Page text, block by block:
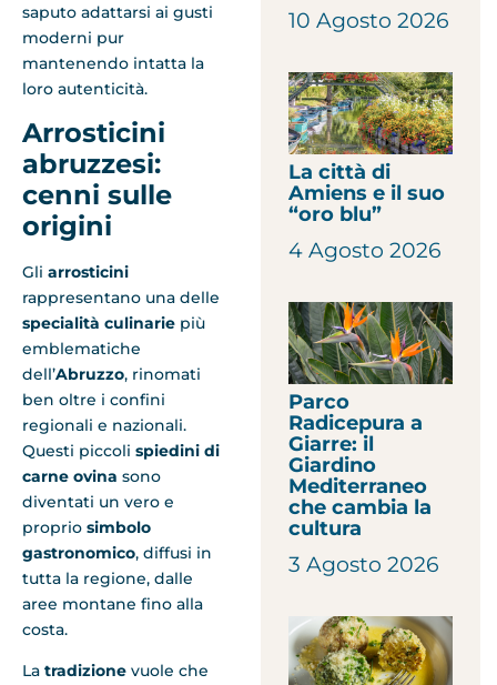
saputo adattarsi ai gusti
moderni pur
mantenendo intatta la
loro autenticità.
Arrosticini
abruzzesi:
cenni sulle
origini
Gli arrosticini
rappresentano una delle
specialità culinarie più
emblematiche
dell’Abruzzo, rinomati
ben oltre i confini
regionali e nazionali.
Questi piccoli spiedini di
carne ovina sono
diventati un vero e
proprio simbolo
gastronomico, diffusi in
tutta la regione, dalle
aree montane fino alla
costa.
La tradizione vuole che
10 Agosto 2026
La città di
Amiens e il suo
“oro blu”
4 Agosto 2026
Parco
Radicepura a
Giarre: il
Giardino
Mediterraneo
che cambia la
cultura
3 Agosto 2026